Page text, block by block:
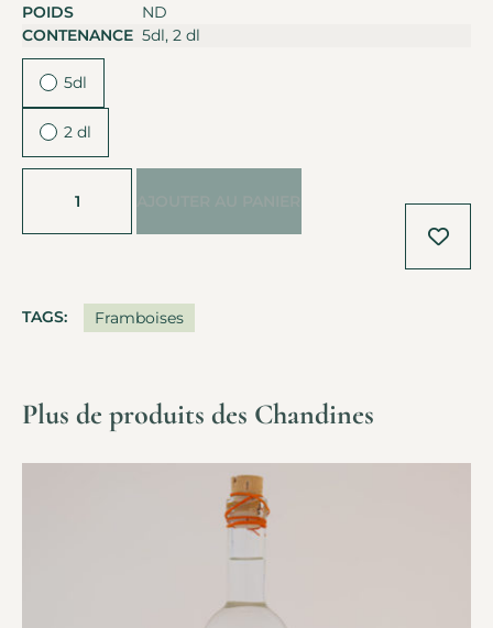
POIDS
ND
CONTENANCE 5dl, 2 dl
5dl
2 dl
TAGS: Framboises
Plus de produits des Chandines